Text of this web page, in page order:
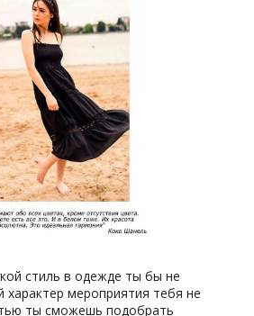
стиль в одежде ты бы не
характер мероприятия тебя не
ты сможешь подобрать